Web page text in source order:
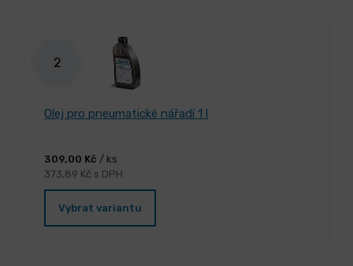
2
Olej pro pneumatické nářadí 1 l
309,00 Kč / ks
373,89 Kč s DPH
Vybrat variantu